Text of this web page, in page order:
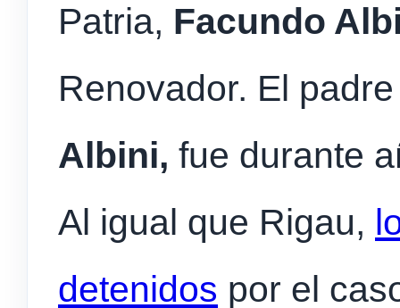
Patria, Facundo
Renovador. El
Albini, fue durante
Al igual que Rigau,
detenidos por el